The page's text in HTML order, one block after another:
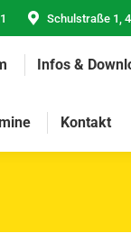
Schulstraße 1,
Infos &
Kontakt